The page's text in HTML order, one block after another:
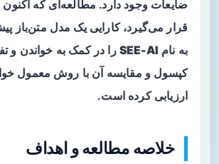
ضایعات وجود دارد. مطالعه‌ای که
قرار می‌گیرد، کارایی یک مدل متن‌باز
به نام SEE-AI را در کمک به خواندن و
کپسول و مقایسه آن با روش معمول
ارزیابی کرده است.
خلاصه مطالعه و اهداف